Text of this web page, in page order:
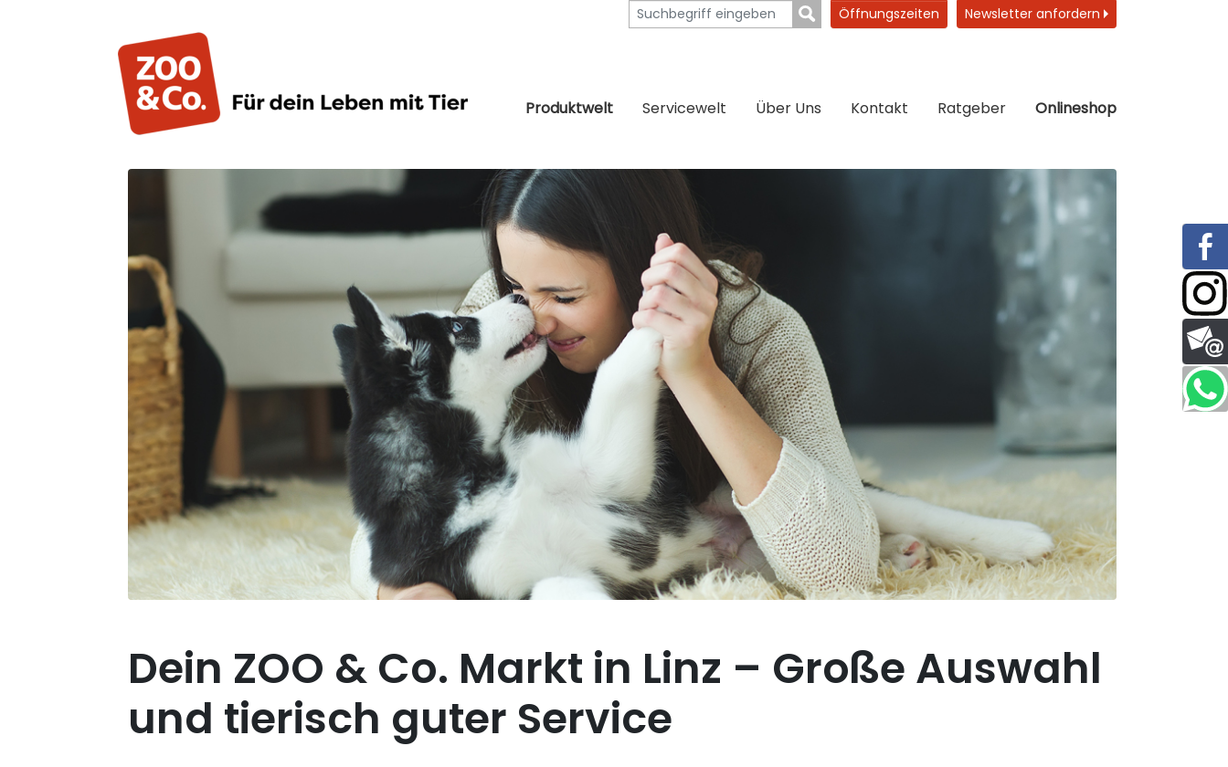
Öffnungszeiten Newsletter anfordern
Produktwelt Servicewelt Über Uns Kontakt Ratgeber Onlineshop
Dein ZOO & Co. Markt in Linz – Große Auswahl
und tierisch guter Service